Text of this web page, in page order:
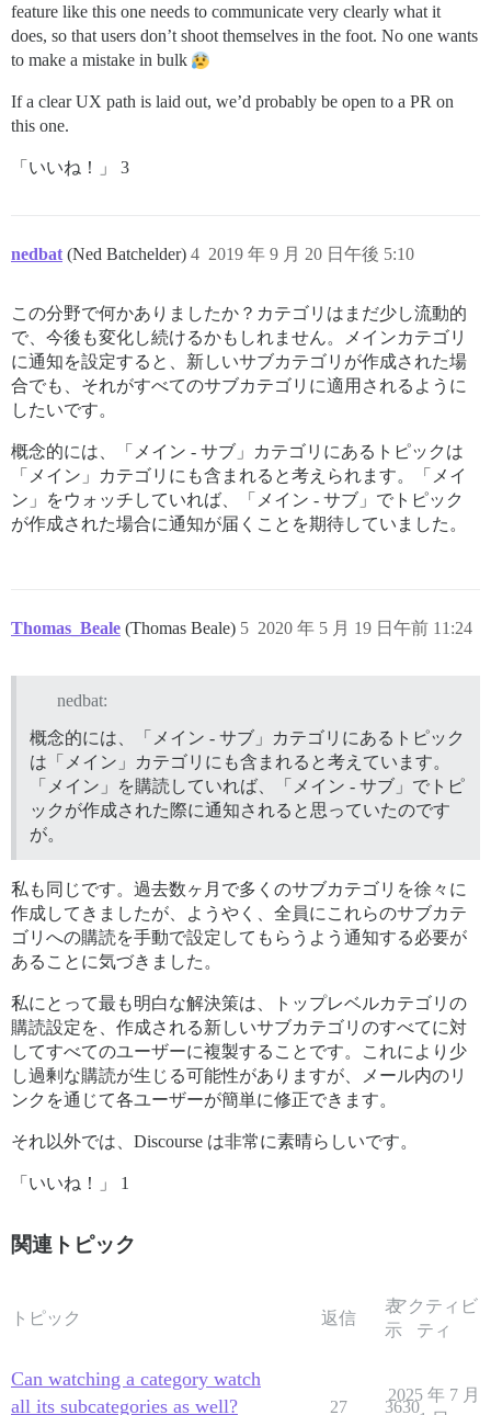
feature like this one needs to communicate very clearly what it
does, so that users don’t shoot themselves in the foot. No one wants
to make a mistake in bulk
If a clear UX path is laid out, we’d probably be open to a PR on
this one.
「いいね！」 3
nedbat (Ned Batchelder) 2019 年 9 月 20 日午後 5:10
4
この分野で何かありましたか？カテゴリはまだ少し流動的
で、今後も変化し続けるかもしれません。メインカテゴリ
に通知を設定すると、新しいサブカテゴリが作成された場
合でも、それがすべてのサブカテゴリに適用されるように
したいです。
概念的には、「メイン - サブ」カテゴリにあるトピックは
「メイン」カテゴリにも含まれると考えられます。「メイ
ン」をウォッチしていれば、「メイン - サブ」でトピック
が作成された場合に通知が届くことを期待していました。
Thomas_Beale (Thomas Beale) 2020 年 5 月 19 日午前 11:24
5
nedbat:
概念的には、「メイン - サブ」カテゴリにあるトピック
は「メイン」カテゴリにも含まれると考えています。
「メイン」を購読していれば、「メイン - サブ」でトピ
ックが作成された際に通知されると思っていたのです
が。
私も同じです。過去数ヶ月で多くのサブカテゴリを徐々に
作成してきましたが、ようやく、全員にこれらのサブカテ
ゴリへの購読を手動で設定してもらうよう通知する必要が
あることに気づきました。
私にとって最も明白な解決策は、トップレベルカテゴリの
購読設定を、作成される新しいサブカテゴリのすべてに対
してすべてのユーザーに複製することです。これにより少
し過剰な購読が生じる可能性がありますが、メール内のリ
ンクを通じて各ユーザーが簡単に修正できます。
それ以外では、Discourse は非常に素晴らしいです。
「いいね！」 1
関連トピック
トピック 返信
表
示
アクティビ
ティ
Can watching a category watch
all its subcategories as well?
27 3630
2025 年 7 月